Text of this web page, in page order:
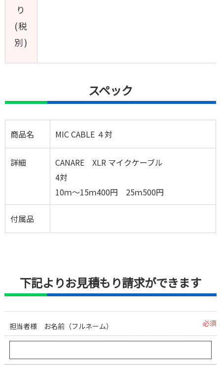
り
(税
別)
スペック
商品名 MIC CABLE ４対
詳細
CANARE XLR マイクケーブル
4対
10ｍ～15ｍ400円 25ｍ500円
付属品
下記よりお見積もり請求ができます
担当者様 お名前（フルネーム） 必須